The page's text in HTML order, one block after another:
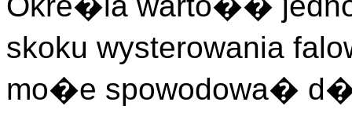
skoku wysterowania
mo�e spowodowa�